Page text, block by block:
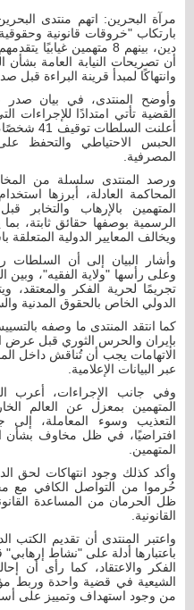
مرآة البحرين: اتهم منتدى
دين، بينهم 8 متهمين
أن تصريحات النيابة العامة
وانتهاكًا لمبدأ قرينة البراءة
وأوضح المنتدى، في بيان صدر
أعلنت
الحبس الاحتياطي والتحفظ
المصرفية.
ورصد المنتدى سلسلة من
المحاكمة العادلة، أبرزها
المتهمين بالإرهاب والتخابر
الرسمية بوصفها حقائق ثابتة،
ويخالف المعايير الدولية المتعلقة
وأشار البيان إلى أن السلطات
وعلى رأسها "ولاية الفقيه"، وبين
تجريمًا لحرية الفكر والمعتقد،
الدولي الخاص بالحقوق المدنية
كما انتقد المنتدى ما وصفه
بإيران والحرس الثوري قبل عرض
الاتهامات يجب أن تُناقش داخل
عبر البيانات الإعلامية.
وفي جانب الإجراءات، أعرب
المتهمين بمعزل عن العالم
التعذيب وسوء المعاملة،
افتراضيًا، في ظل مخاوف بشأن
المتهمين.
وأكد كذلك وجود انتهاكات لحق
حُرموا من التواصل الكافي مع
ظل الحرمان من المساعدة
القانونية.
واعتبر المنتدى أن تقديم الكتب
باعتبارها أدلة على "نشاط
الفكر والاعتقاد، كما رأى أن
الشيعية في قضية واحدة وربط
من وجود استهداف وتمييز على